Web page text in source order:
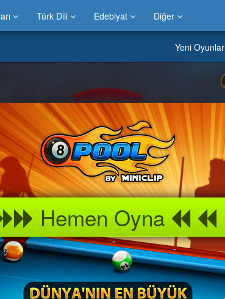
Türk Dili Edebiyat Diğer
Yeni Oyunlar
Hemen Oyna